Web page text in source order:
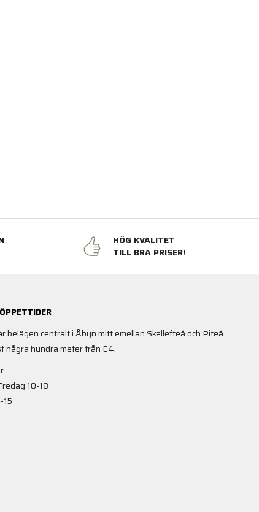
HÖG KVALITET
TILL BRA PRISER!
belägen centralt i Åbyn mitt emellan Skellefteå och Piteå
några hundra meter från E4.
10-18
15